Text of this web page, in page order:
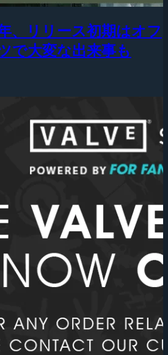
年、リリース初期はオフ
で大変な出来事も